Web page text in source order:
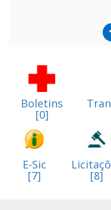
Boletins
[0]
E-Sic
[7] [8]